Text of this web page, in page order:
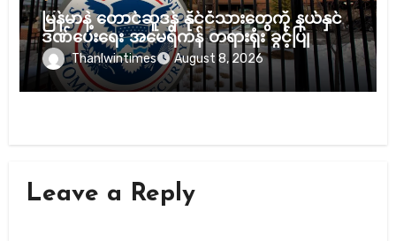
မြန်မာနဲ့ တောင်ဆူဒန် နိုင်ငံသားတွေကို နယ်နှင်
ဒဏ်ပေးရေး အမေရိကန် တရားရုံး ခွင့်ပြု
Thanlwintimes August 8, 2026
Leave a Reply